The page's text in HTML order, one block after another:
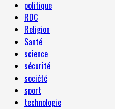
politique
RDC
Religion
Santé
science
sécurité
société
sport
technologie